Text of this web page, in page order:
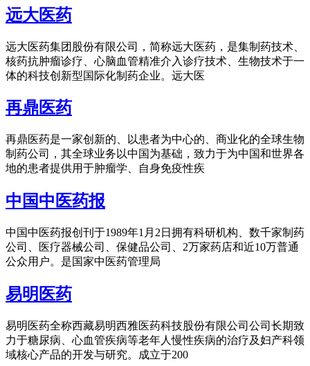
远大医药
远大医药集团股份有限公司，简称远大医药，是集制药技术、
核药抗肿瘤诊疗、心脑血管精准介入诊疗技术、生物技术于一
体的科技创新型国际化制药企业。远大医
再鼎医药
再鼎医药是一家创新的、以患者为中心的、商业化的全球生物
制药公司，其全球业务以中国为基础，致力于为中国和世界各
地的患者提供用于肿瘤学、自身免疫性疾
中国中医药报
中国中医药报创刊于1989年1月2日拥有科研机构、数千家制药
公司、医疗器械公司、保健品公司、2万家药店和近10万普通
公众用户。是国家中医药管理局
易明医药
易明医药全称西藏易明西雅医药科技股份有限公司公司长期致
力于糖尿病、心血管疾病等老年人慢性疾病的治疗及妇产科领
域核心产品的开发与研究。成立于200